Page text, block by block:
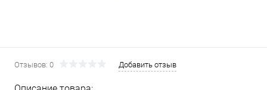
Отзывов: 0 Добавить отзыв